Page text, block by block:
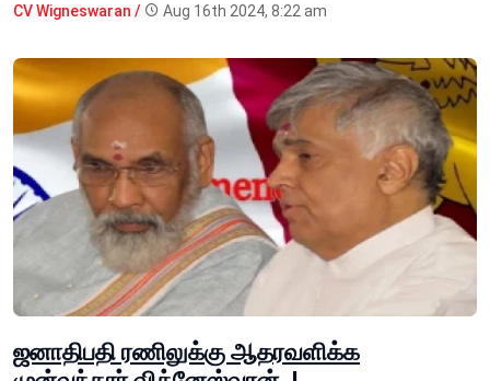
CV Wigneswaran / Aug 16th 2024, 8:22 am
ஜனாதிபதி ரணிலுக்கு ஆதரவளிக்க